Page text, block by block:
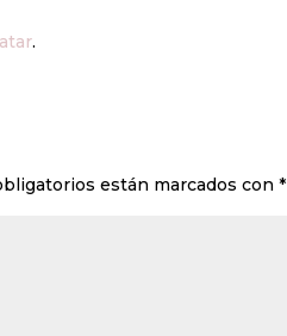
.
están marcados con*